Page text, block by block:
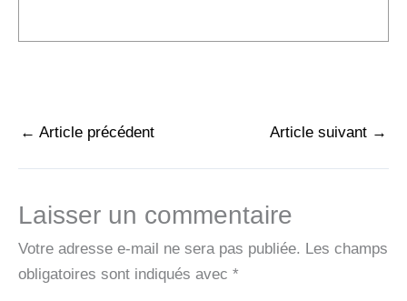
← Article précédent Article suivant →
Laisser un commentaire
Votre adresse e-mail ne sera pas publiée. Les champs
obligatoires sont indiqués avec *